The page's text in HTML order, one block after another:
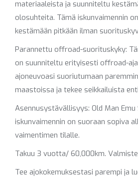
materiaaleista ja suunniteltu
olosuhteita. Tämä iskunvaimennin
kestämään pitkään ilman
Parannettu offroad-suorituskyky:
on suunniteltu erityisesti offroad-
ajoneuvoasi suoriutumaan
maastoissa ja tekee seikkailuista
Asennusystävällisyys: Old Man
iskunvaimennin on suoraan sopiva
vaimentimen tilalle.
Takuu 3 vuotta/ 60,000km.
Tee ajokokemuksestasi parempi ja